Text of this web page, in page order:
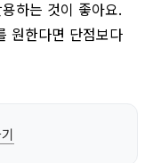
하는 것이 좋아요.
원한다면 단점보다